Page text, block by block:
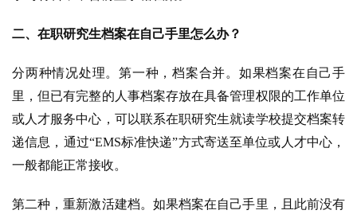
二、在职研究生档案在自己手里怎么办？
分两种情况处理。第一种，档案合并。如果档案在自己手
里，但已有完整的人事档案存放在具备管理权限的工作单位
或人才服务中心，可以联系在职研究生就读学校提交档案转
递信息，通过“EMS标准快递”方式寄送至单位或人才中心，
一般都能正常接收。
第二种，重新激活建档。如果档案在自己手里，且此前没有